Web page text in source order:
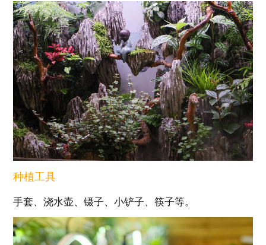
种植工具
手套、浇水壶、镊子、小铲子、筷子等。